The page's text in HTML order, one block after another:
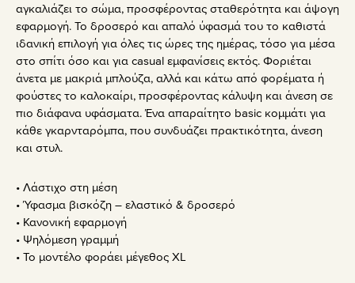
αγκαλιάζει το σώμα, προσφέροντας σταθερότητα και άψογη
εφαρμογή. Το δροσερό και απαλό ύφασμά του το καθιστά
ιδανική επιλογή για όλες τις ώρες της ημέρας, τόσο για μέσα
στο σπίτι όσο και για casual εμφανίσεις εκτός. Φοριέται
άνετα με μακριά μπλούζα, αλλά και κάτω από φορέματα ή
φούστες το καλοκαίρι, προσφέροντας κάλυψη και άνεση σε
πιο διάφανα υφάσματα. Ένα απαραίτητο basic κομμάτι για
κάθε γκαρνταρόμπα, που συνδυάζει πρακτικότητα, άνεση
και στυλ.
• Λάστιχο στη μέση
• Ύφασμα βισκόζη – ελαστικό & δροσερό
• Κανονική εφαρμογή
• Ψηλόμεση γραμμή
• Το μοντέλο φοράει μέγεθος XL